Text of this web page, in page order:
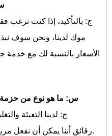
ج: بالتأكيد، إذا كنت
موك لدينا، ونحن سوف
الأسعار بالنسبة لك مع خدمة
س: ما هو نوع من
ج: لدينا التعبئة
carton.And 5 رقائق أننا يمكن أن نفعل مربع مخصص العملاء.